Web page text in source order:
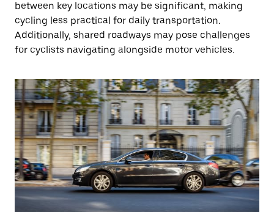
between key locations may be significant, making
cycling less practical for daily transportation.
Additionally, shared roadways may pose challenges
for cyclists navigating alongside motor vehicles.